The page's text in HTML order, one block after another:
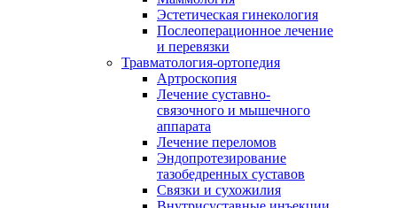
Эстетическая гинекология
Послеоперационное лечение
и перевязки
Травматология-ортопедия
Артроскопия
Лечение суставно-
связочного и мышечного
аппарата
Лечение переломов
Эндопротезирование
тазобедренных суставов
Связки и сухожилия